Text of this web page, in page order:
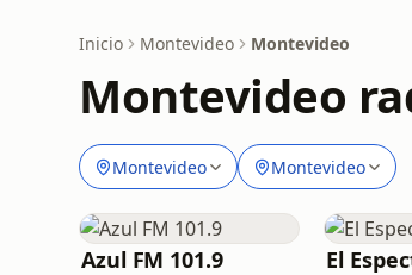
Inicio Montevideo Montevideo
Montevideo
Montevideo Montevideo
Azul FM 101.9 El